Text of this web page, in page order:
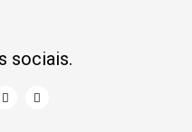
sociais.